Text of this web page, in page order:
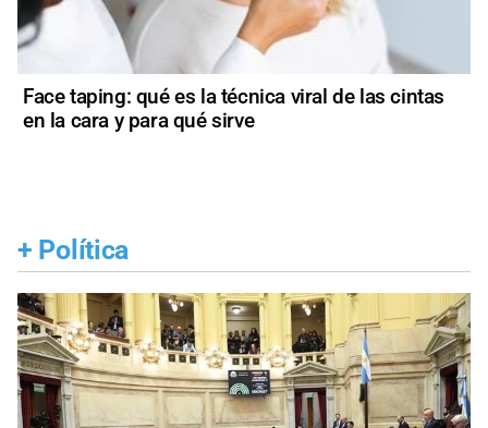
Face taping: qué es la técnica viral de las cintas
en la cara y para qué sirve
+ Política